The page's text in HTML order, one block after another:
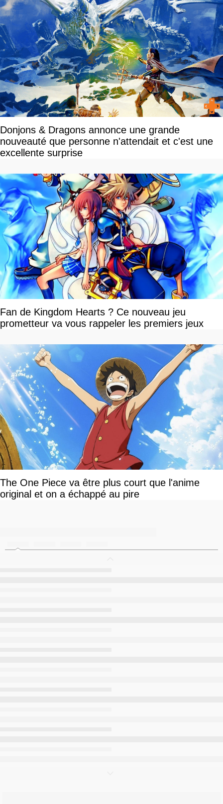
Donjons & Dragons annonce une grande
nouveauté que personne n'attendait et c'est une
excellente surprise
Fan de Kingdom Hearts ? Ce nouveau jeu
prometteur va vous rappeler les premiers jeux
The One Piece va être plus court que l'anime
original et on a échappé au pire